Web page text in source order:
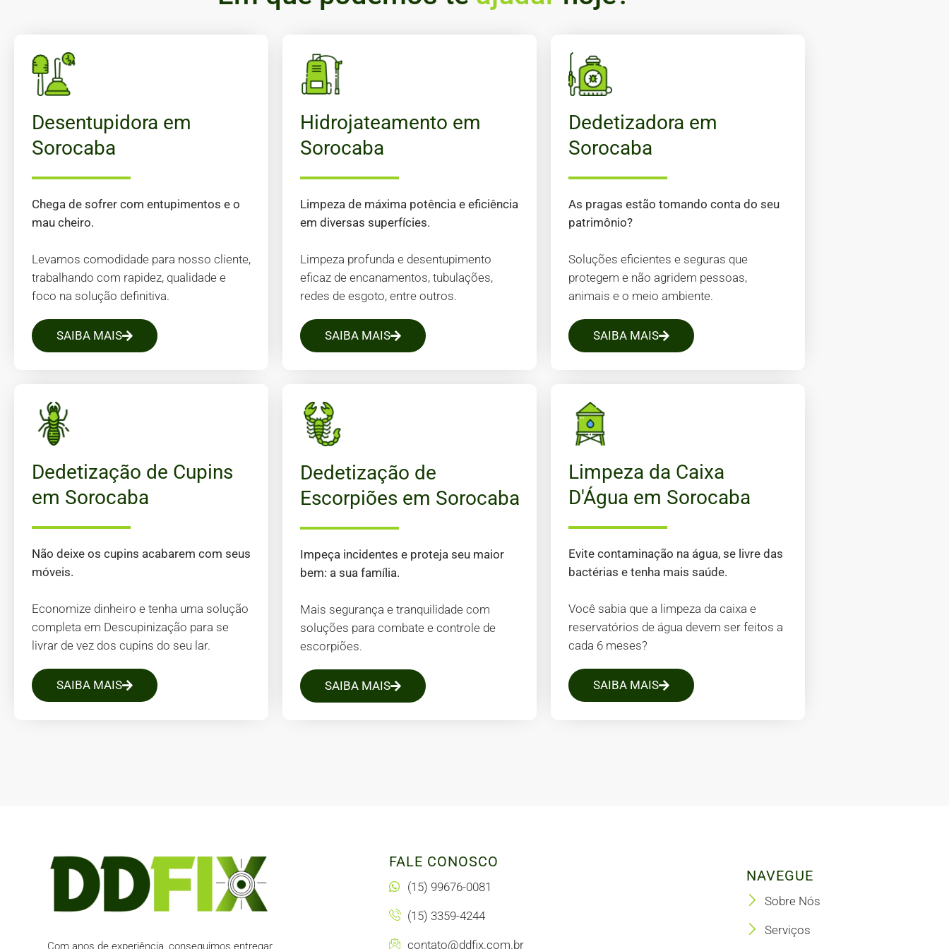
Desentupidora em
Sorocaba
Chega de sofrer com entupimentos e o
mau cheiro.
Levamos comodidade para nosso cliente,
trabalhando com rapidez, qualidade e
foco na solução definitiva.
SAIBA MAIS
Hidrojateamento em
Sorocaba
Limpeza de máxima potência e eficiência
em diversas superfícies.
Limpeza profunda e desentupimento
eficaz de encanamentos, tubulações,
redes de esgoto, entre outros.
SAIBA MAIS
Dedetizadora em
Sorocaba
As pragas estão tomando conta do seu
patrimônio?
Soluções eficientes e seguras que
protegem e não agridem pessoas,
animais e o meio ambiente.
SAIBA MAIS
Dedetização de Cupins
em Sorocaba
Não deixe os cupins acabarem com seus
móveis.
Economize dinheiro e tenha uma solução
completa em Descupinização para se
livrar de vez dos cupins do seu lar.
SAIBA MAIS
Dedetização de
Escorpiões em Sorocaba
Impeça incidentes e proteja seu maior
bem: a sua família.
Mais segurança e tranquilidade com
soluções para combate e controle de
escorpiões.
SAIBA MAIS
Limpeza da Caixa
D'Água em Sorocaba
Evite contaminação na água, se livre das
bactérias e tenha mais saúde.
Você sabia que a limpeza da caixa e
reservatórios de água devem ser feitos a
cada 6 meses?
SAIBA MAIS
Com anos de experiência, conseguimos entregar
FALE CONOSCO
(15) 99676-0081
(15) 3359-4244
contato@ddfix.com.br
NAVEGUE
Sobre Nós
Serviços